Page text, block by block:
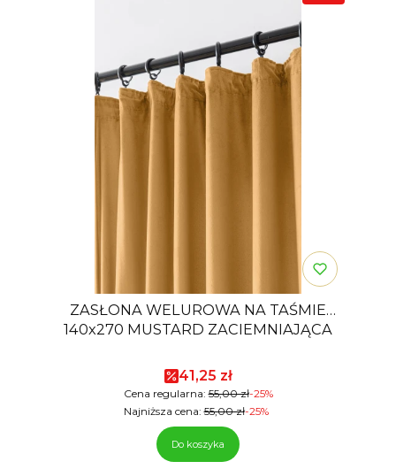
ZASŁONA WELUROWA NA TAŚMIE
140x270 MUSTARD ZACIEMNIAJĄCA
Cena promocyjna
41,25 zł
Cena regularna: 55,00 zł-25%
Najniższa cena: 55,00 zł-25%
Do koszyka